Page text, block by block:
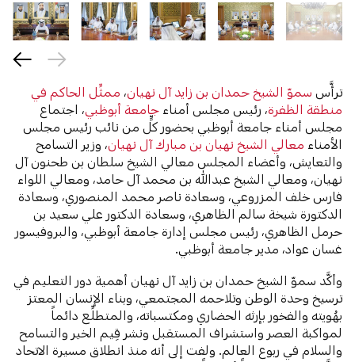
ترأَّس سموّ الشيخ حمدان بن زايد آل نهيان، ممثِّل الحاكم في
منطقة الظفرة، رئيس مجلس أمناء جامعة أبوظبي، اجتماع
مجلس أمناء جامعة أبوظبي بحضور كلٍّ من نائب رئيس مجلس
الأمناء معالي الشيخ نهيان بن مبارك آل نهيان، وزير التسامح
والتعايش، وأعضاء المجلس معالي الشيخ سلطان بن طحنون آل
نهيان، ومعالي الشيخ عبدالله بن محمد آل حامد، ومعالي اللواء
فارس خلف المزروعي، وسعادة ناصر محمد المنصوري، وسعادة
الدكتورة شيخة سالم الظاهري، وسعادة الدكتور علي سعيد بن
حرمل الظاهري، رئيس مجلس إدارة جامعة أبوظبي، والبروفيسور
غسان عواد، مدير جامعة أبوظبي.
وأكَّد سموّ الشيخ حمدان بن زايد آل نهيان أهمية دور التعليم في
ترسيخ وحدة الوطن وتلاحمه المجتمعي، وبناء الإنسان المعتز
بهُويته والفخور بإرثه الحضاري ومكتسباته، والمتطلِّع دائماً
لمواكبة العصر واستشراف المستقبل ونشر قِيم الخير والتسامح
والسلام في ربوع العالم. ولفت إلى أنه منذ انطلاق مسيرة الاتحاد